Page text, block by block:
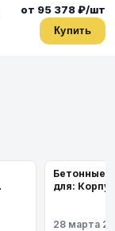
от 95 378 ₽/шт
Купить
Бетонные
для:
28 марта